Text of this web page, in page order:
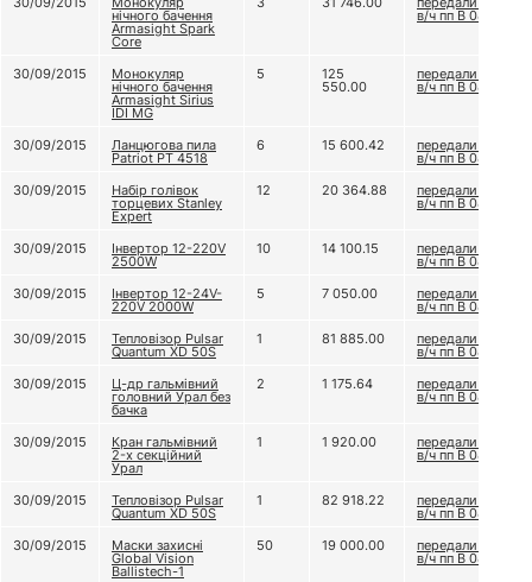
нічного бачення
Armasight Spark
Core
в/ч пп В 0849
30/09/2015 Монокуляр
нічного бачення
Armasight Sirius
IDI MG
5 125
550.00
передали до
в/ч пп В 0849
30/09/2015 Ланцюгова пила
Patriot PT 4518
6 15 600.42 передали до
в/ч пп В 0849
30/09/2015
Набір голівок
торцевих Stanley
Expert
12 20 364.88 передали до
в/ч пп В 0849
30/09/2015 Інвертор 12-220V
2500W
10 14 100.15 передали до
в/ч пп В 0849
30/09/2015
Інвертор 12-24V-
220V 2000W
5 7 050.00 передали до
в/ч пп В 0849
30/09/2015
Тепловізор Pulsar
Quantum XD 50S
1 81 885.00 передали до
в/ч пп В 0849
30/09/2015
Ц-др гальмівний
головний Урал без
бачка
2 1 175.64 передали до
в/ч пп В 0849
30/09/2015 Кран гальмівний
2-х секційний
Урал
1 1 920.00 передали до
в/ч пп В 0849
30/09/2015 Тепловізор Pulsar
Quantum XD 50S
1 82 918.22 передали до
в/ч пп В 0849
30/09/2015
Маски захиснi
Global Vision
Ballistech-1
50 19 000.00 передали до
в/ч пп В 0849